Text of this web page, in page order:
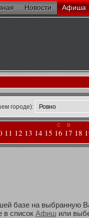
Новости Афиша
городе):
11 12 13 14 15
С
16
В
17 18
базе на выбранную
в список Афиш или